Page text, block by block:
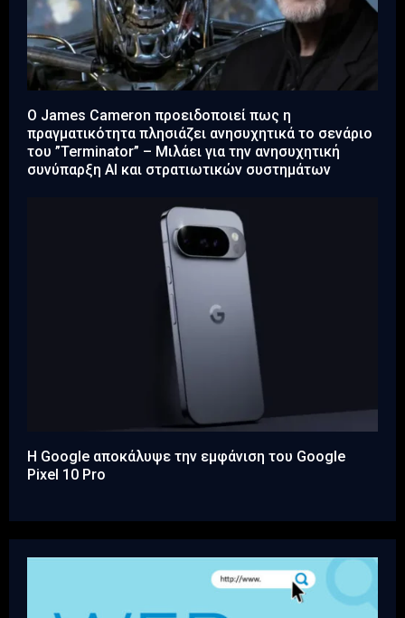
Ο James Cameron προειδοποιεί πως η
πραγματικότητα πλησιάζει ανησυχητικά το σενάριο
του ”Terminator” – Μιλάει για την ανησυχητική
συνύπαρξη AI και στρατιωτικών συστημάτων
Η Google αποκάλυψε την εμφάνιση του Google
Pixel 10 Pro